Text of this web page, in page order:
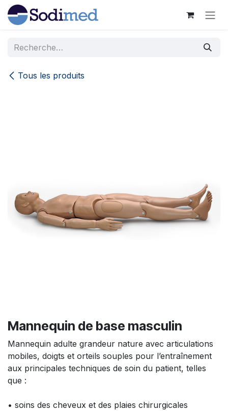
Se rendre au contenu
Tous les produits
Mannequin de base masculin
Mannequin adulte grandeur nature avec articulations
mobiles, doigts et orteils souples pour l’entraînement
aux principales techniques de soin du patient, telles
que :
• soins des cheveux et des plaies chirurgicales